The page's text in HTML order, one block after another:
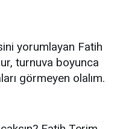
yorumlayan Fatih
turnuva boyunca
görmeyen olalım.